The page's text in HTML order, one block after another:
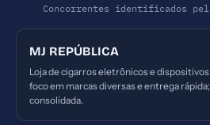
Concorrentes identificados
MJ REPÚBLICA
Loja de cigarros eletrônicos e
foco em marcas diversas e entrega
consolidada.